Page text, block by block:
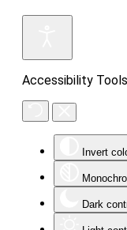
Accessibility Tools
Invert
Dark